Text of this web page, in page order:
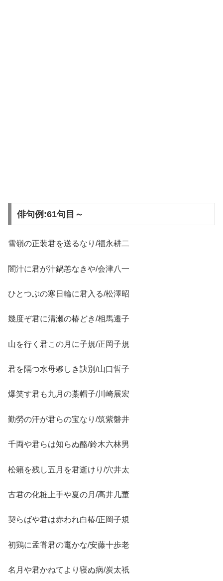
俳句例:61句目～
雪嶺の正装君を送るなり/福永耕二
闇汁に君が汁鍋恙なきや/会津八一
ひとつぶの寒日輪に君入る/松澤昭
幾度ぞ君に清瀬の椿どき/相馬遷子
山を行く君この月に子規/正岡子規
君を隔つ水母夥しき訣別/山口誓子
爆笑す君も九月の藁帽子/川崎展宏
勤勞の汗が君らの宝なり/筑紫磐井
千両や君らは知らぬ酪/鈴木六林男
松籟を残し五月を君逝けり/穴井太
古君の化粧上手や夏の月/高井几董
契らばや君は赤われ白椿/正岡子規
初鶏に孟甞君の竃かな/安藤十歩老
名月や君かねてより寝ぬ病/炭太祇